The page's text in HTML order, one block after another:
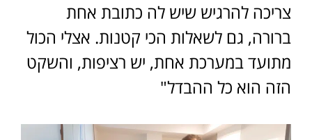
צריכה להרגיש שיש לה כתובת אחת
ברורה, גם לשאלות הכי קטנות. אצלי הכול
מתועד במערכת אחת, יש רציפות, והשקט
הזה הוא כל ההבדל"